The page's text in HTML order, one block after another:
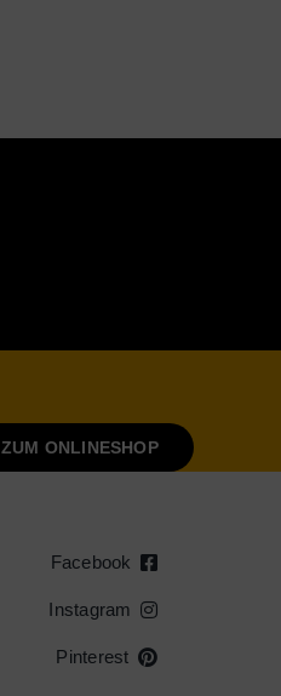
ZUM ONLINESHOP
Facebook
Instagram
Pinterest